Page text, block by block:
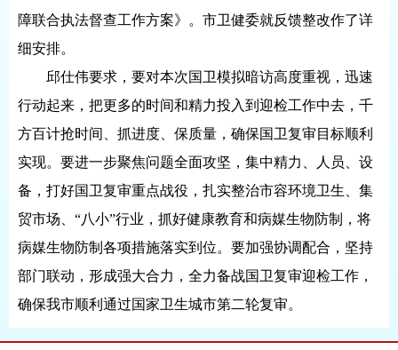
障联合执法督查工作方案》。市卫健委就反馈整改作了详
细安排。
邱仕伟要求，要对本次国卫模拟暗访高度重视，迅速
行动起来，把更多的时间和精力投入到迎检工作中去，千
方百计抢时间、抓进度、保质量，确保国卫复审目标顺利
实现。要进一步聚焦问题全面攻坚，集中精力、人员、设
备，打好国卫复审重点战役，扎实整治市容环境卫生、集
贸市场、“八小”行业，抓好健康教育和病媒生物防制，将
病媒生物防制各项措施落实到位。要加强协调配合，坚持
部门联动，形成强大合力，全力备战国卫复审迎检工作，
确保我市顺利通过国家卫生城市第二轮复审。